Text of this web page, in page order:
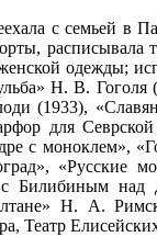
с семьей в
расписывала
одежды;
Н. В. Гоголя
(1933),
для
с моноклем»,
«Русские
с Билибиным над
Н. А.
Театр